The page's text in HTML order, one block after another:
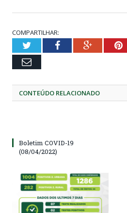
COMPARTILHAR:
TwitterFacebookGoogle+
Email
CONTEÚDO RELACIONADO
Boletim COVID-19
(08/04/2022)